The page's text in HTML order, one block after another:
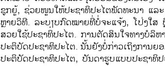
ຊຸກຍູ້, ຊ່ວຍ​ໜູນ​ໃຫ້​ປະຊາທິປະ​ໄຕ​ພັດທະນາ ​ແລ
ຫຼາຍວິທີ. ລະບຽບກົດໝາຍທີ່ບໍ່ຈະແຈ້ງ, ໂປ່ງໃສ
ສວຍ​ໃຊ້ປະຊາທິປະໄຕ. ການ​ຕັດສິນ​ໃຈ​ທາງ​ບໍລິ
ປະຕິບັດ​ປະຊາທິປະ​ໄຕ. ນັ້ນຍັງບໍ່ກ່າວເຖິງການ
ປະຕິບັດປະຊາທິປະໄຕ, ບັນດາ​ຮູບ​ແບບປະຊາທິ